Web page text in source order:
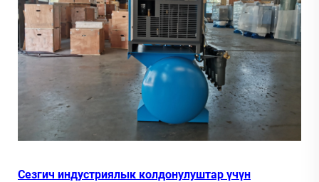
Сезгич индустриялык колдонулуштар үчүн